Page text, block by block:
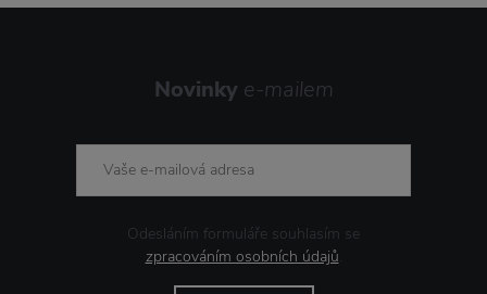
Novinky e-mailem
Odesláním formuláře souhlasím se
zpracováním osobních údajů.